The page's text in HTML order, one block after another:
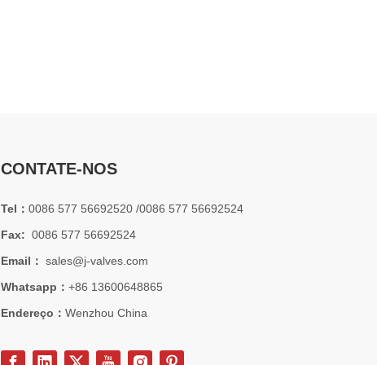
2026-07-01
CONTATE-NOS
Tel： 0086 577 56692520 /0086 577 56692524
Fax: 0086 577 56692524
Email： sales@j-valves.com
Whatsapp： +86 13600648865
Endereço： Wenzhou China